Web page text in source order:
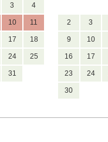
3 4
10 11
17 18
24 25
31
2 3
9 10
16 17
23 24
30